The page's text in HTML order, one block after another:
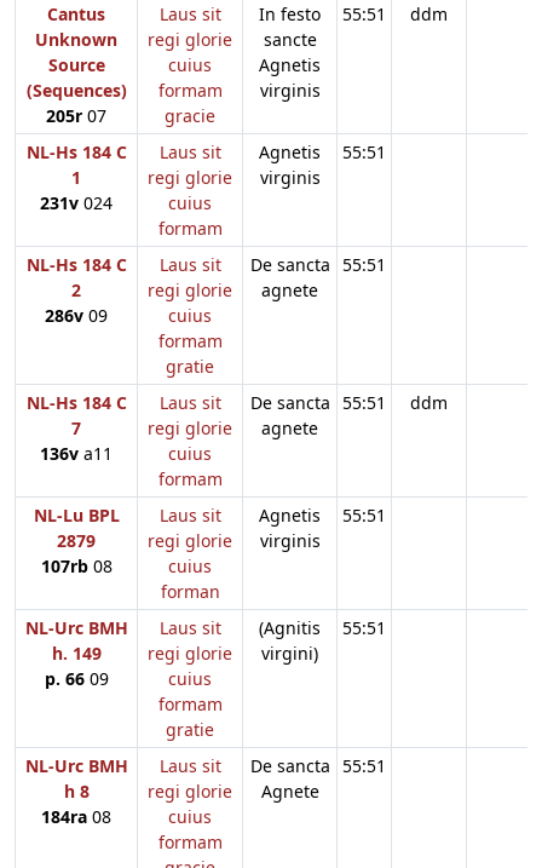
Cantus
Unknown
Source
(Sequences)
205r 07
Laus sit
regi glorie
cuius
formam
gracie
In festo
sancte
Agnetis
virginis
55:51 ddm
NL-Hs 184 C
1
231v 024
Laus sit
regi glorie
cuius
formam
Agnetis
virginis
55:51
NL-Hs 184 C
2
286v 09
Laus sit
regi glorie
cuius
formam
gratie
De sancta
agnete
55:51
NL-Hs 184 C
7
136v a11
Laus sit
regi glorie
cuius
formam
De sancta
agnete
55:51 ddm
NL-Lu BPL
2879
107rb08
Laus sit
regi glorie
cuius
forman
Agnetis
virginis
55:51
NL-Urc BMH
h. 149
p. 6609
Laus sit
regi glorie
cuius
formam
gratie
(Agnitis
virgini)
55:51
NL-Urc BMH
h 8
184ra 08
Laus sit
regi glorie
cuius
formam
De sancta
Agnete
55:51